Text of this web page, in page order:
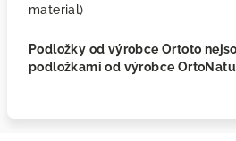
material)
Podložky od výrobce Ortoto
podložkami od výrobce